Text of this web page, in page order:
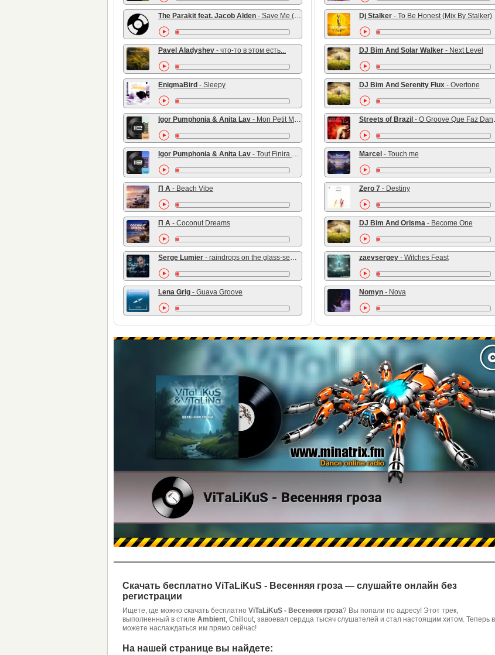
The Parakit feat. Jacob Alden - Save Me (the Sampler remix)
Pavel Aladyshev - что-то в этом есть...
EnigmaBird - Sleepy
Igor Pumphonia & Anita Lav - Mon Petit Monde
Igor Pumphonia & Anita Lav - Tout Finira Par Rien
П А - Beach Vibe
П А - Coconut Dreams
Serge Lumier - raindrops on the glass-semple
Lena Grig - Guava Groove
Dj Stalker- To Be Honest (Mix By Stalker)
DJ Bim And Solar Walker- Next Level
DJ Bim And Serenity Flux- Overtone
Streets of Brazil - O Groove Que Faz Dancar (Beach Chillout Mix)
Marcel - Touch me
Zero 7- Destiny
DJ Bim And Orisma- Become One
zaevsergey- Witches Feast
Nomyn- Nova
Скачать бесплатно ViTaLiKuS - Весенняя гроза — слушайте онлайн без
регистрации
Ищете, где можно скачать бесплатно ViTaLiKuS - Весенняя гроза? Вы попали по адресу! Этот трек,
выполненный в стиле Ambient , Chillout, завоевал сердца тысяч слушателей и стал настоящим хитом. Теперь
можете наслаждаться им прямо сейчас!
На нашей странице вы найдете: